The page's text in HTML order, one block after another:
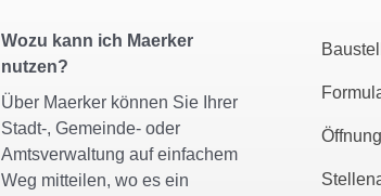
Wozu kann ich Maerker
nutzen?
Über Maerker können Sie Ihrer
Stadt-, Gemeinde- oder
Amtsverwaltung auf einfachem
Weg mitteilen, wo es ein